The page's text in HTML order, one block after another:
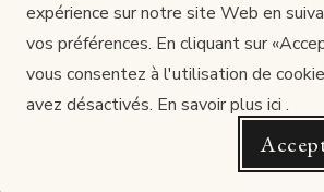
expérience sur notre site Web en
vos préférences. En cliquant sur
vous consentez à l'utilisation de
avez désactivés. En savoir plus ici .
Made in luxembourg
Siège : 12, rue de l’Industrie, L-3895 FOETZ
RCS Luxembourg : B166577 / TVA : LU25278121
Autorisation d’établissement n° 10023705 / 27